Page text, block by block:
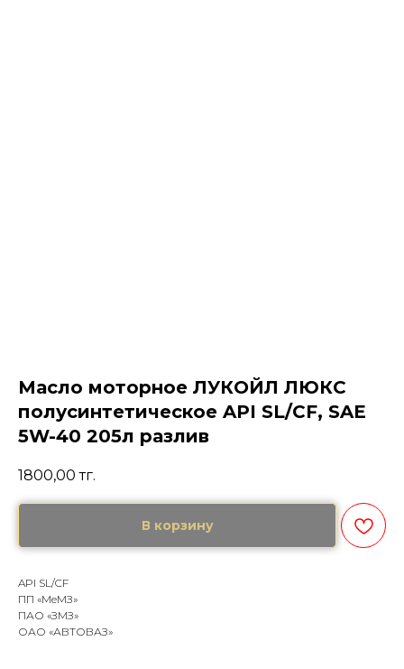
Масло моторное ЛУКОЙЛ ЛЮКС
полусинтетическое API SL/CF, SAE
5W-40 205л разлив
1800,00 тг.
В корзину
API SL/CF
ПП «МеМЗ»
ПАО «ЗМЗ»
ОАО «АВТОВАЗ»